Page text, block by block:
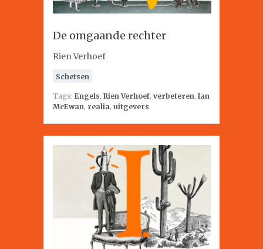
De omgaande rechter
Rien Verhoef
Schetsen
Tags: Engels, Rien Verhoef, verbeteren, Ian
McEwan, realia, uitgevers